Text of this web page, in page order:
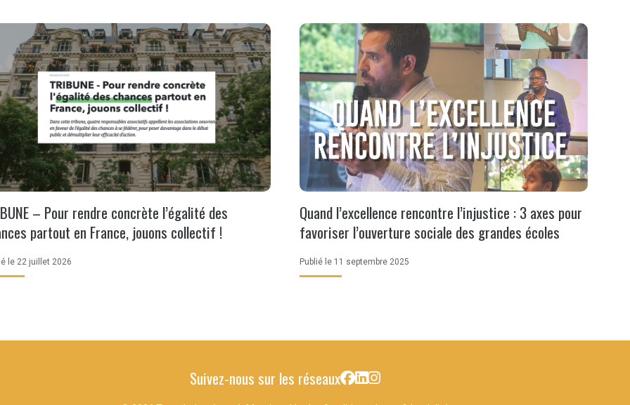
– Pour rendre concrète l’égalité des
partout en France, jouons collectif !
le 22 juillet 2026
Quand l’excellence rencontre l’injustice : 3 axes pour
favoriser l’ouverture sociale des grandes écoles
Publié le 11 septembre 2025
Suivez-nous sur les réseaux